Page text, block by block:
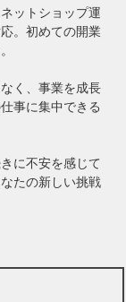
ットショップ運
。初めての開業
く、事業を成長
事に集中できる
に不安を感じて
たの新しい挑戦